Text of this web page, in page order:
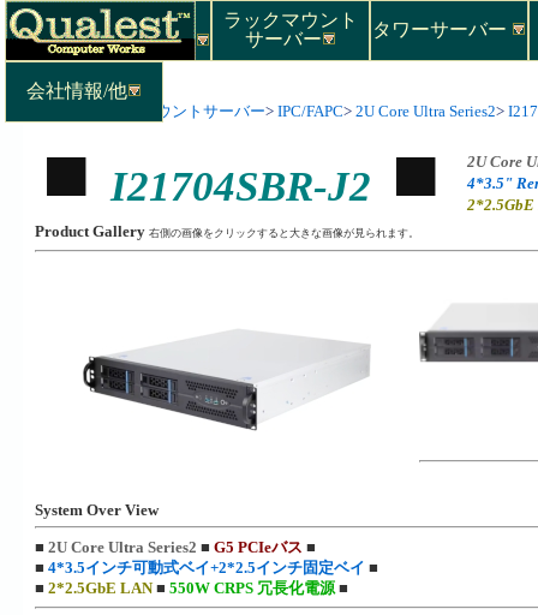
ラックマウント
サーバー
タワーサーバー
会社情報/他
ラックマウントサーバー> IPC/FAPC> 2U Core Ultra Series2>
I21704SBR-J2
2U Core
4*3.5"
2*2.5GbE
Product Gallery 右側の画像をクリックすると大きな画像が見られます。
System Over View
■2U Core Ultra Series2 ■ G5 PCIeバス ■
■ 4*3.5インチ可動式ベイ+2*2.5インチ固定ベイ ■
■2*2.5GbE LAN■550W CRPS 冗長化電源■